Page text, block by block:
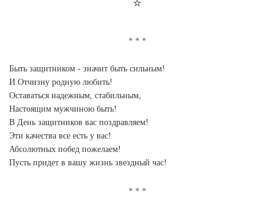
Быть защитником - значит быть сильным!
И Отчизну родную любить!
Оставаться надежным, стабильным,
Настоящим мужчиною быть!
В День защитников вас поздравляем!
Эти качества все есть у вас!
Абсолютных побед пожелаем!
Пусть придет в вашу жизнь звездный час!